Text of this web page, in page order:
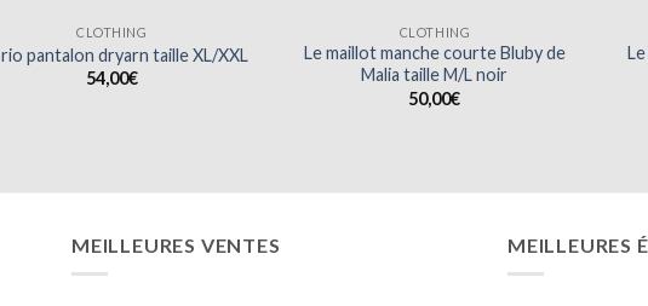
CLOTHING
pantalon dryarn taille XL/XXL
54,00€
CLOTHING
Le maillot manche courte Bluby de
Malia taille M/L noir
50,00€
MEILLEURES VENTES MEILLEURES